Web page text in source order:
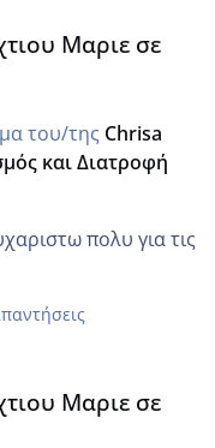
αγορα και μετα
θα
αλλα ηρθαν..και
ΚΑΘΟΛΟΥ μα
Μαριε σε
του/της Chrisa
και Διατροφή
πολυ για τις
Μαριε σε